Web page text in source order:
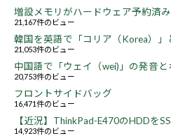
増設メモリがハードウェア予約済
21,167件のビュー
韓国を英語で「コリア（Korea）」
21,053件のビュー
中国語で「ウェイ（wei)」の発音と
20,753件のビュー
フロントサイドバッグ
16,471件のビュー
【近況】ThinkPad-E470のHDDを
14,923件のビュー